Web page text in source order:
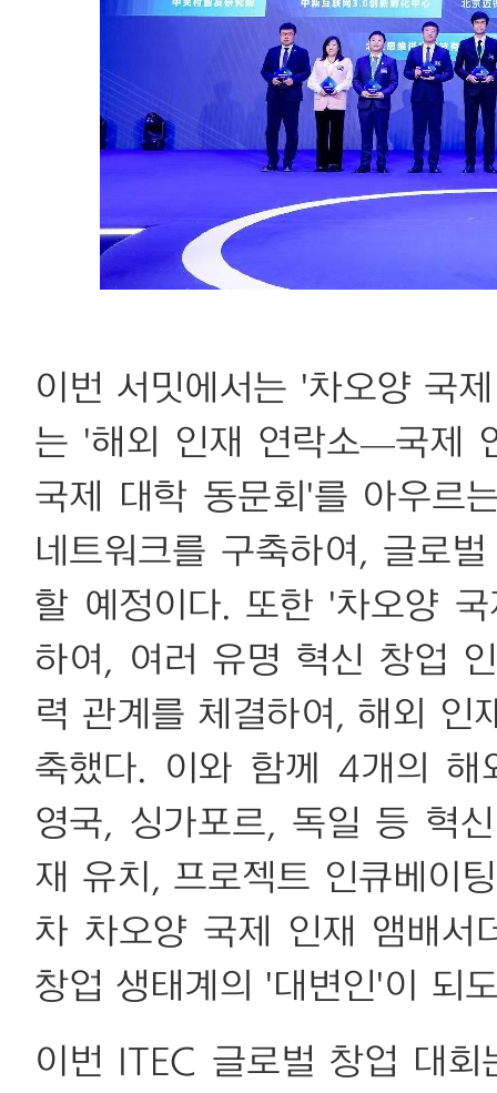
이번 서밋에서는 '차오양 국
는 '해외 인재 연락소—국제
국제 대학 동문회'를 아우르
네트워크를 구축하여, 글로
할 예정이다. 또한 '차오양
하여, 여러 유명 혁신 창업
력 관계를 체결하여, 해외 인
축했다. 이와 함께 4개의 해
영국, 싱가포르, 독일 등 혁
재 유치, 프로젝트 인큐베이
차 차오양 국제 인재 앰배서
창업 생태계의 '대변인'이 되
이번 ITEC 글로벌 창업 대